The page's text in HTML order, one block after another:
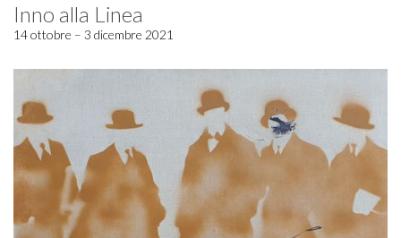
Inno alla Linea
14 ottobre – 3 dicembre 2021